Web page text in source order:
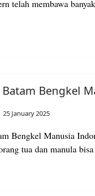
telah membawa
Bengkel
25 January 2025
Bengkel Manusia
tua dan manula